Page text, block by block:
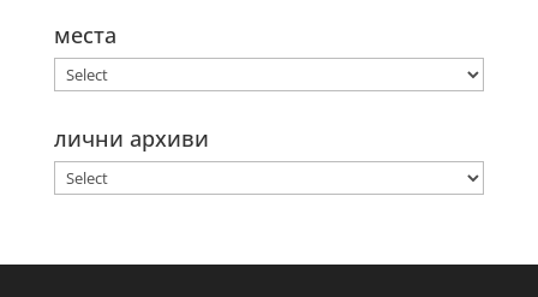
места
лични архиви